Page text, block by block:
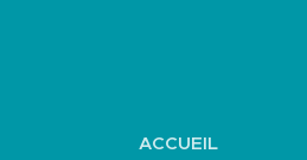
ACCUEIL